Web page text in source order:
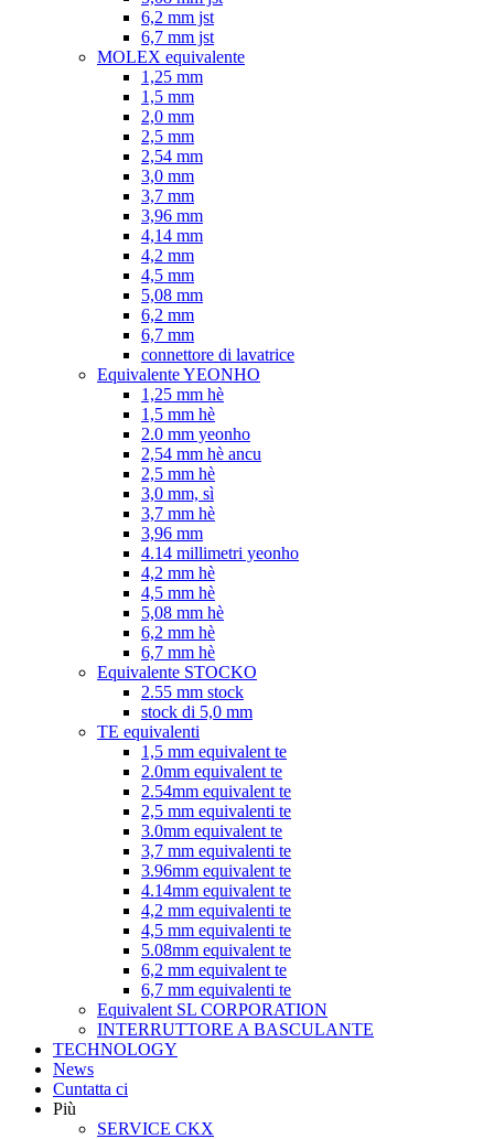
6,2 mm jst
6,7 mm jst
MOLEX equivalente
1,25 mm
1,5 mm
2,0 mm
2,5 mm
2,54 mm
3,0 mm
3,7 mm
3,96 mm
4,14 mm
4,2 mm
4,5 mm
5,08 mm
6,2 mm
6,7 mm
connettore di lavatrice
Equivalente YEONHO
1,25 mm hè
1,5 mm hè
2.0 mm yeonho
2,54 mm hè ancu
2,5 mm hè
3,0 mm, sì
3,7 mm hè
3,96 mm
4.14 millimetri yeonho
4,2 mm hè
4,5 mm hè
5,08 mm hè
6,2 mm hè
6,7 mm hè
Equivalente STOCKO
2.55 mm stock
stock di 5,0 mm
TE equivalenti
1,5 mm equivalent te
2.0mm equivalent te
2.54mm equivalent te
2,5 mm equivalenti te
3.0mm equivalent te
3,7 mm equivalenti te
3.96mm equivalent te
4.14mm equivalent te
4,2 mm equivalenti te
4,5 mm equivalenti te
5.08mm equivalent te
6,2 mm equivalent te
6,7 mm equivalenti te
Equivalent SL CORPORATION
INTERRUTTORE A BASCULANTE
TECHNOLOGY
News
Cuntatta ci
Più
SERVICE CKX